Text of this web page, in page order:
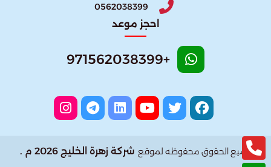
0562038399
احجز موعد
+971562038399
جميع الحقوق محفوظه لموقع شركة زهرة الخليج 2026 م .